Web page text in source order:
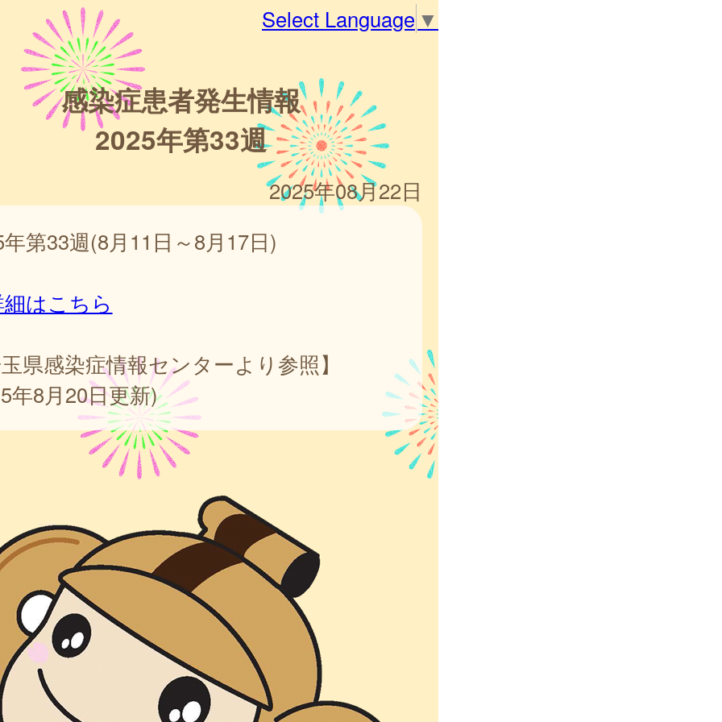
Select Language ▼
感染症患者発生情報
2025年第33週
2025年08月22日
第33週(8月11日～8月17日)
はこちら
県感染症情報センターより参照】
年8月20日更新)